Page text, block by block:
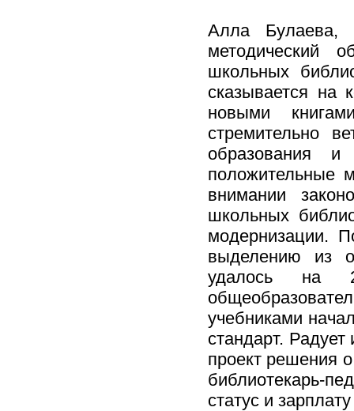
Алла
методический
школьных
сказывается на
новыми
стремительно
образования
положительные
внимании
школьных
модернизации.
выделению из
удалось на
учебниками
стандарт.
проект решения
библиотекарь-
статус и